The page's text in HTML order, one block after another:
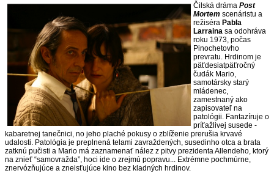
Čilská dráma Post
Mortem scenáristu a
režiséra Pabla
Larraina sa odohráva
roku 1973, počas
Pinochetovho
prevratu. Hrdinom je
päťdesiatpäťročný
čudák Mario,
samotársky starý
mládenec,
zamestnaný ako
zapisovateľ na
patológii. Fantazíruje o
príťažlivej susede -
kabaretnej tanečnici, no jeho plaché pokusy o zblíženie prerušia krvavé
udalosti. Patológia je preplnená telami zavraždených, susedinho otca a brata
zatknú pučisti a Mario má zaznamenať nález z pitvy prezidenta Allendeho, ktorý
na znieť “samovražda”, hoci ide o zrejmú popravu... Extrémne pochmúrne,
znervózňujúce a zneisťujúce kino bez kladných hrdinov.